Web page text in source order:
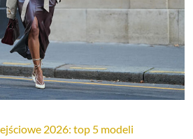
2026: top 5 modeli